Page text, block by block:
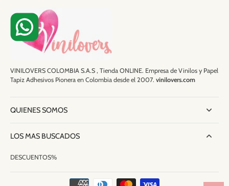
VINILOVERS COLOMBIA S.A.S , Tienda ONLINE. Empresa de Vinilos y Papel
Tapiz Adhesivos Pionera en Colombia desde el 2007. vinilovers.com
QUIENES SOMOS
LOS MAS BUSCADOS
DESCUENTOS%